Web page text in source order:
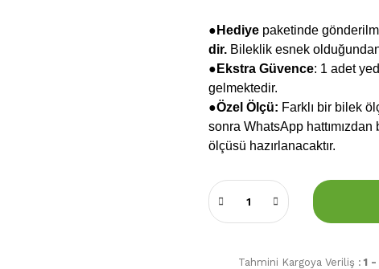
●Hediyepaketinde
dir. Bileklik esnek
● Ekstra Güvence: 1 adet
gelmektedir.
●Özel Ölçü: Farklı bir bilek
sonra WhatsApp
ölçüsü hazırlanacaktır.
Tahmini Kargoya Veriliş : 1 -